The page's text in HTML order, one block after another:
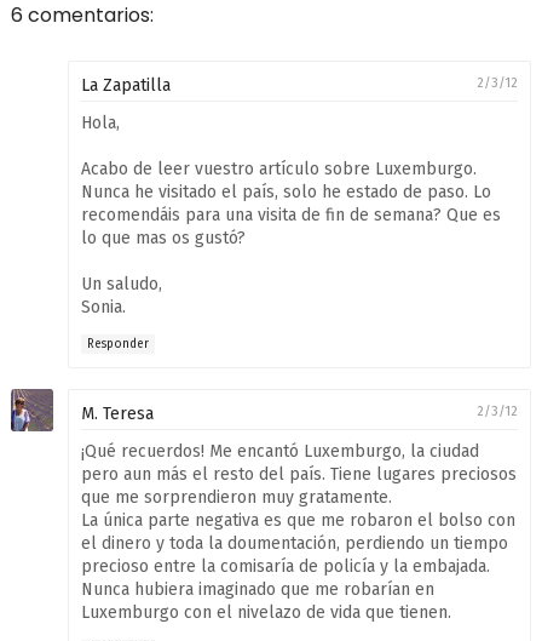
6 comentarios:
La Zapatilla 2/3/12
Hola,
Acabo de leer vuestro artículo sobre Luxemburgo.
Nunca he visitado el país, solo he estado de paso. Lo
recomendáis para una visita de fin de semana? Que es
lo que mas os gustó?
Un saludo,
Sonia.
Responder
M. Teresa 2/3/12
¡Qué recuerdos! Me encantó Luxemburgo, la ciudad
pero aun más el resto del país. Tiene lugares preciosos
que me sorprendieron muy gratamente.
La única parte negativa es que me robaron el bolso con
el dinero y toda la doumentación, perdiendo un tiempo
precioso entre la comisaría de policía y la embajada.
Nunca hubiera imaginado que me robarían en
Luxemburgo con el nivelazo de vida que tienen.